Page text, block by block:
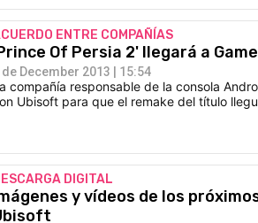
ENTRE COMPAÑÍAS
Of Persia 2' llegará a
de December 2013 | 15:54
compañía responsable de la consola
Ubisoft para que el remake del título
DIGITAL
y vídeos de los